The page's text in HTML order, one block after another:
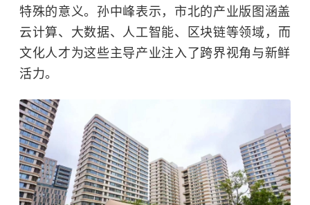
特殊的意义。孙中峰表示，市北的产业版图涵盖
云计算、大数据、人工智能、 区块链等领域，而
文化人才为这些主导产业注入了跨界视角与新鲜
活力。